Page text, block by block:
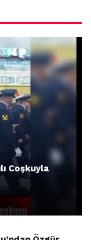
Coşkuyla